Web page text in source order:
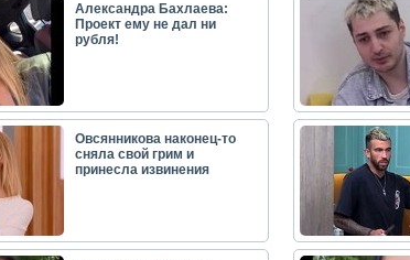
Александра Бахлаева:
Проект ему не дал ни
рубля!
Овсянникова наконец-то
сняла свой грим и
принесла извинения